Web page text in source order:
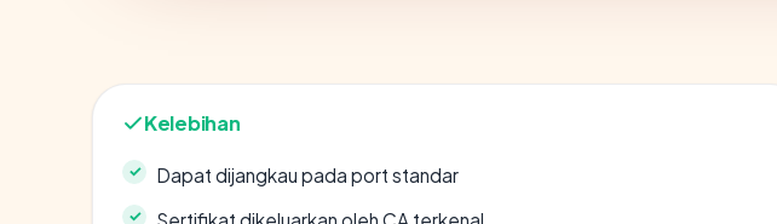
Kelebihan
Dapat dijangkau pada port standar
Sertifikat dikeluarkan oleh CA terkenal